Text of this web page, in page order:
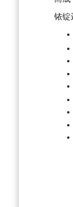
铱锭